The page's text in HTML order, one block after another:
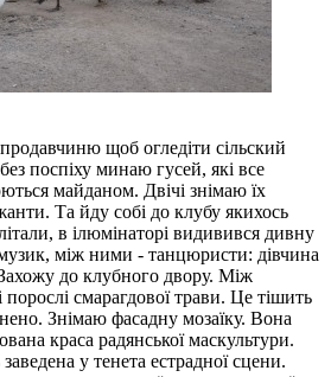
щоб огледіти сільский
поспіху минаю гусей, які все
майданом. Двічі знімаю їх
Та йду собі до клубу якихось
в ілюмінаторі видивився дивну
між ними - танцюристи: дівчина
до клубного двору. Між
смарагдової трави. Це тішить
Знімаю фасадну мозаїку. Вона
краса радянської маскультури.
у тенета естрадної сцени.